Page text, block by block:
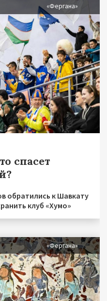
«Фергана»
спасет
обратились к Шавкату
клуб «Хумо»
«Фергана»